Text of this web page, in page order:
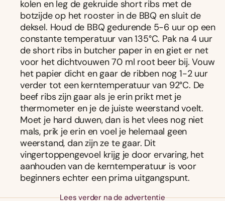
kolen en leg de gekruide short ribs met de
botzijde op het rooster in de BBQ en sluit de
deksel. Houd de BBQ gedurende 5-6 uur op een
constante temperatuur van 135°C. Pak na 4 uur
de short ribs in butcher paper in en giet er net
voor het dichtvouwen 70 ml root beer bij. Vouw
het papier dicht en gaar de ribben nog 1-2 uur
verder tot een kerntemperatuur van 92°C. De
beef ribs zijn gaar als je erin prikt met je
thermometer en je de juiste weerstand voelt.
Moet je hard duwen, dan is het vlees nog niet
mals, prik je erin en voel je helemaal geen
weerstand, dan zijn ze te gaar. Dit
vingertoppengevoel krijg je door ervaring, het
aanhouden van de kerntemperatuur is voor
beginners echter een prima uitgangspunt.
Lees verder na de advertentie